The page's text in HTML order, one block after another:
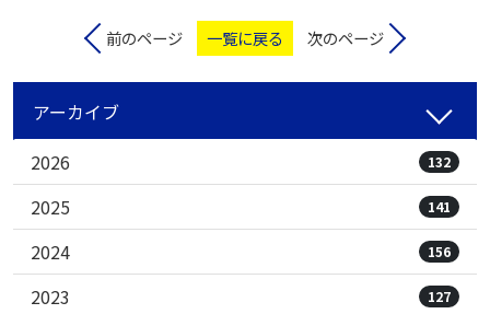
前のページ 一覧に戻る 次のページ
アーカイブ
2026
132
2025 141
2024 156
2023 127